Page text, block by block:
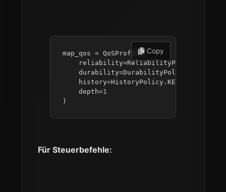
Copy
map_qos = QoSProfile(
    reliability
=ReliabilityPolicy
    durability
=DurabilityPolicy
    history
=HistoryPolicy . KEEP_LAST
    depth
=1
)
Für Steuerbefehle: